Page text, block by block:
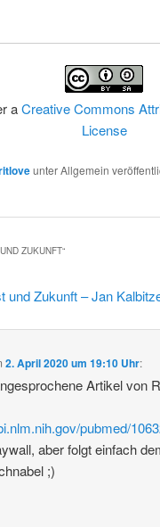
aCreative Commons
License
unter Allgemein
ZUKUNFT“
und Zukunft – Jan
2. April 2020 um 19:10 Uhr:
Artikel von
pubmed/
aber folgt einfach
;)